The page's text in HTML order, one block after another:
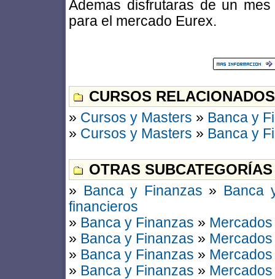
Ademas disfrutaras de un
para el mercado Eurex.
CURSOS
» Cursos y Masters » Banca y
» Cursos y Masters » Banca y
OTRAS
» Banca y Finanzas » Banca
financieros
» Banca y Finanzas »
» Banca y Finanzas »
» Banca y Finanzas »
» Banca y Finanzas »